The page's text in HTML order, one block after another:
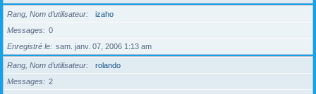
Rang, Nom d’utilisateur
izaho
Messages
0
Enregistré le
sam. janv. 07, 2006 1:13 am
Rang, Nom d’utilisateur
rolando
Messages
2